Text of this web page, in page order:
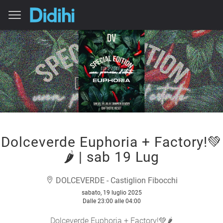
Dolceverde Euphoria + Factory!💚
🌶️ | sab 19 Lug
DOLCEVERDE - Castiglion Fibocchi
sabato, 19 luglio 2025
Dalle 23:00 alle 04:00
Dolceverde Euphoria + Factory!💚🌶️